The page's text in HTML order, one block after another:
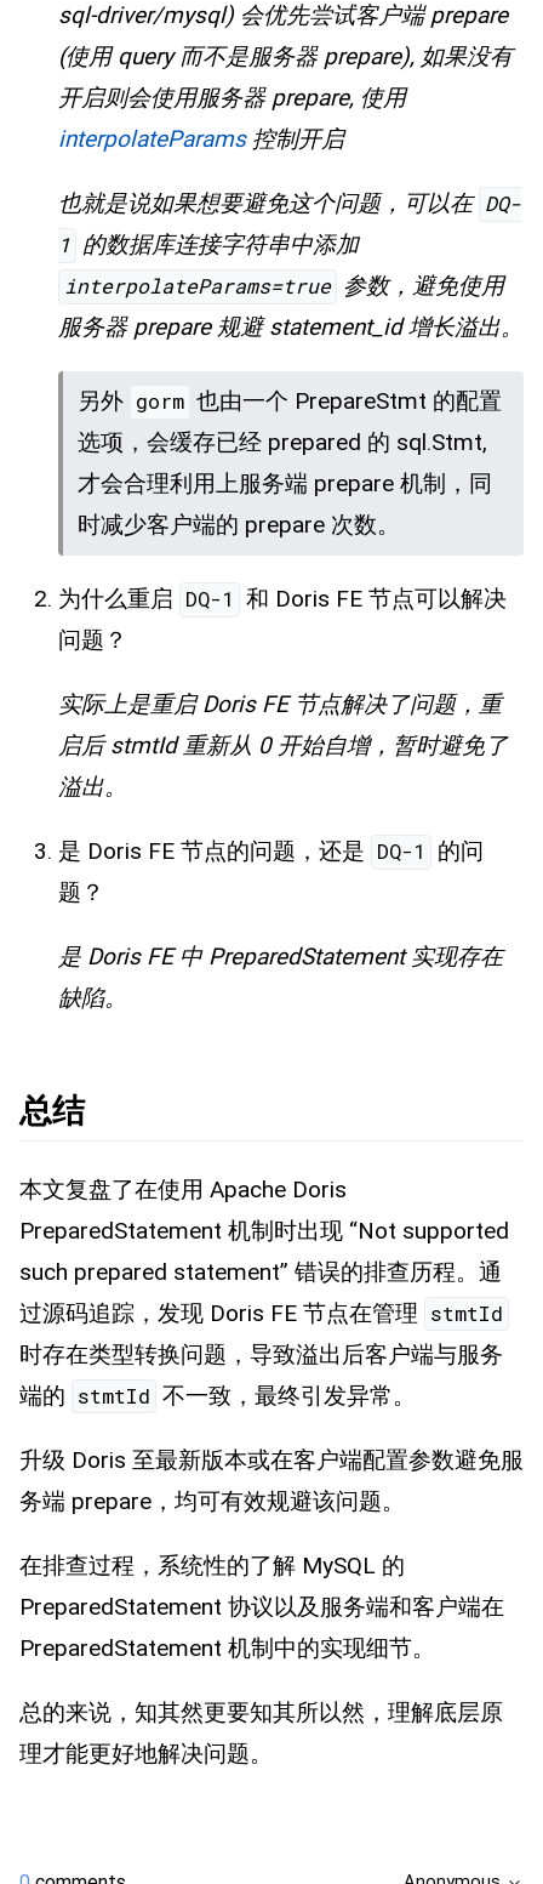
sql-driver/mysql) 会优先尝试客户端 prepare
(使用 query 而不是服务器 prepare), 如果没有
开启则会使用服务器 prepare, 使用
interpolateParams控制开启
也就是说如果想要避免这个问题，可以在 DQ-
1 的数据库连接字符串中添加
interpolateParams=true 参数，避免使用
服务器 prepare 规避 statement_id 增长溢出。
另外 gorm 也由一个 PrepareStmt 的配置
选项，会缓存已经 prepared 的 sql.Stmt,
才会合理利用上服务端 prepare 机制，同
时减少客户端的 prepare 次数。
为什么重启 DQ-1 和 Doris FE 节点可以解决
问题？
实际上是重启 Doris FE 节点解决了问题，重
启后 stmtId 重新从 0 开始自增，暂时避免了
溢出。
是 Doris FE 节点的问题，还是 DQ-1
的问
题？
是 Doris FE 中 PreparedStatement 实现存在
缺陷。
总结
本文复盘了在使用 Apache Doris
PreparedStatement 机制时出现 “Not supported
such prepared statement” 错误的排查历程。通
过源码追踪，发现 Doris FE 节点在管理 stmtId
时存在类型转换问题，导致溢出后客户端与服务
端的 stmtId 不一致，最终引发异常。
升级 Doris 至最新版本或在客户端配置参数避免服
务端 prepare，均可有效规避该问题。
在排查过程，系统性的了解 MySQL 的
PreparedStatement 协议以及服务端和客户端在
PreparedStatement 机制中的实现细节。
总的来说，知其然更要知其所以然，理解底层原
理才能更好地解决问题。